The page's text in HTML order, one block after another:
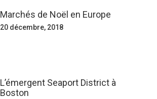
Marchés de Noël en Europe
20 décembre, 2018
L’émergent Seaport District à
Boston